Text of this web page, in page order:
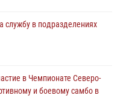
службу в подразделениях
в Чемпионате Северо-
и боевому самбо в